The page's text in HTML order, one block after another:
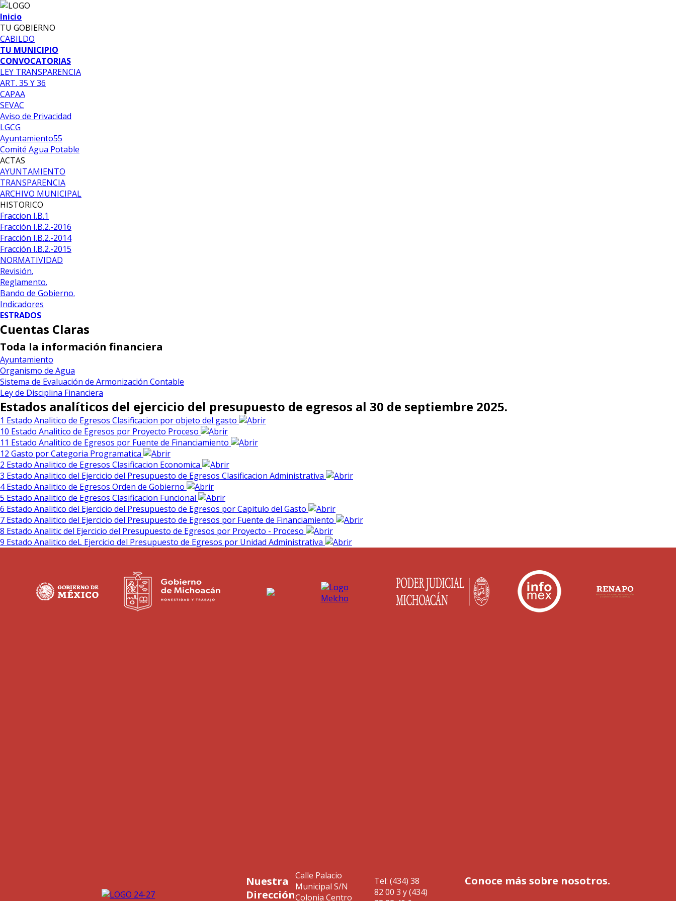
Inicio
TU GOBIERNO
CABILDO
TU MUNICIPIO
CONVOCATORIAS
LEY TRANSPARENCIA
ART. 35 Y 36
CAPAA
SEVAC
Aviso de Privacidad
LGCG
Ayuntamiento55
Comité Agua Potable
ACTAS
AYUNTAMIENTO
TRANSPARENCIA
ARCHIVO MUNICIPAL
HISTORICO
Fraccion I.B.1
Fracción I.B.2.-2016
Fracción I.B.2.-2014
Fracción I.B.2.-2015
NORMATIVIDAD
Revisión.
Reglamento.
Bando de Gobierno.
Indicadores
ESTRADOS
Cuentas Claras
Toda la información financiera
Ayuntamiento
Organismo de Agua
Sistema de Evaluación de Armonización Contable
Ley de Disciplina Financiera
Estados analíticos del ejercicio del presupuesto de egresos al 30 de septiembre 2025.
1 Estado Analitico de Egresos Clasificacion por objeto del gasto
10 Estado Analitico de Egresos por Proyecto Proceso
11 Estado Analitico de Egresos por Fuente de Financiamiento
12 Gasto por Categoria Programatica
2 Estado Analitico de Egresos Clasificacion Economica
3 Estado Analitico del Ejercicio del Presupuesto de Egresos Clasificacion Administrativa
4 Estado Analitico de Egresos Orden de Gobierno
5 Estado Analitico de Egresos Clasificacion Funcional
6 Estado Analitico del Ejercicio del Presupuesto de Egresos por Capitulo del Gasto
7 Estado Analitico del Ejercicio del Presupuesto de Egresos por Fuente de Financiamiento
8 Estado Analitic del Ejercicio del Presupuesto de Egresos por Proyecto - Proceso
9 Estado Analitico deL Ejercicio del Presupuesto de Egresos por Unidad Administrativa
Nuestra
Dirección
Calle Palacio
Municipal S/N
Colonia Centro
Tel: (434) 38
82 00 3 y (434)
Conoce más sobre nosotros.